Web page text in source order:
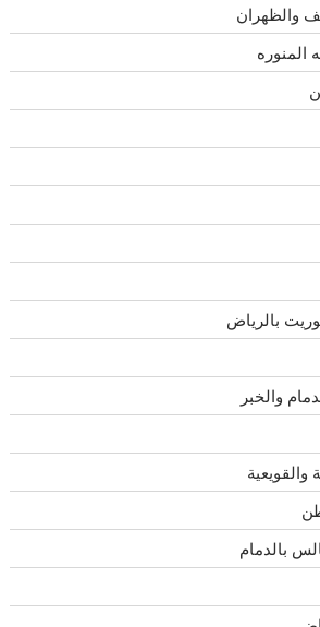
والظهران
المنوره
بالرياض
والخبر
بالدمام